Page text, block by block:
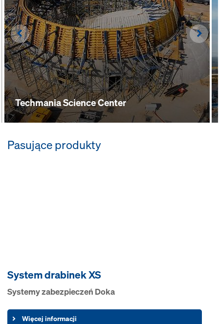
Techmania Science Center
Left
Pasujące produkty
System drabinek XS
Systemy zabezpieczeń Doka
Więcej informacji